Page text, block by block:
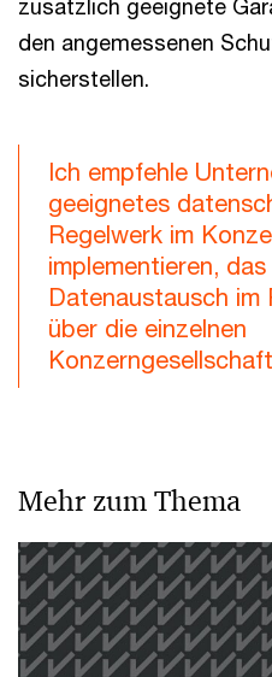
zusätzlich geeignete
den angemessenen
sicherstellen.
Ich empfehle
geeignetes
Regelwerk im
implementieren, das
Datenaustausch im
über die einzelnen
Mehr zum Thema